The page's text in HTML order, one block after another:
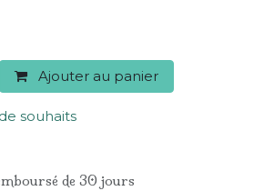
Ajouter au panier
souhaits
de 30 jours